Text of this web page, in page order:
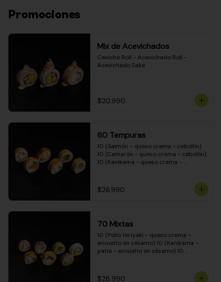
Promociones
Mix de Acevichados
Ceviche Roll - Acevichado Roll -
Acevichado Sake
$20.990
60 Tempuras
10 (Salmón - queso crema - cebollín)
10 (Camarón - queso crema - cebollín)
10 (Kanikama - queso crema -
crema - cebollín) 10 (Carne - queso
crema - cebollín)
$26.990
70 Mixtas
10 (Pollo teriyaki - queso crema -
envuelto en sésamo) 10 (Kanikama -
palta - envuelto en sésamo) 10
- envuelto en queso crema) 10
$28.990